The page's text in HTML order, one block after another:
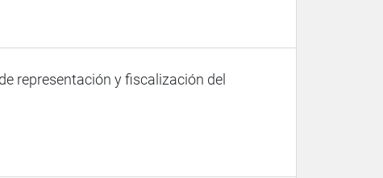
representación y fiscalización del